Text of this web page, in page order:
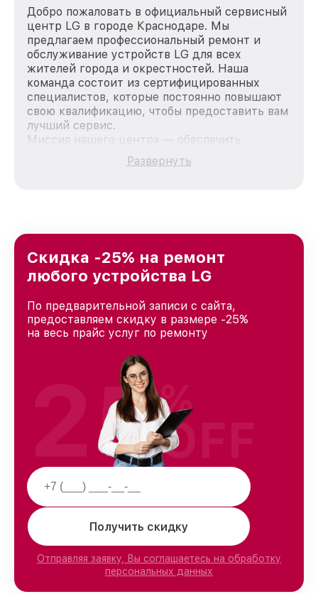
Добро пожаловать в официальный сервисный
центр LG в городе Краснодаре. Мы
предлагаем профессиональный ремонт и
обслуживание устройств LG для всех
жителей города и окрестностей. Наша
команда состоит из сертифицированных
специалистов, которые постоянно повышают
свою квалификацию, чтобы предоставить вам
лучший сервис.
Миссия нашего центра — обеспечить
качественный и доступный ремонт для
каждого пользователя продукции LG, вне
Краснодаре, постоянно повышая уровень
доверия и лояльности наших клиентов.
Развернуть
Скидка -25% на ремонт
любого устройства LG
По предварительной записи с сайта,
предоставляем скидку в размере -25%
на весь прайс услуг по ремонту
Получить скидку
Отправляя заявку, Вы соглашаетесь на обработку
персональных данных
25%
OFF